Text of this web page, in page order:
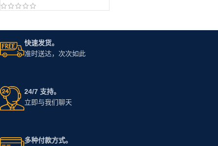
快速发货。
准时送达，次次如此
24/7 支持。
立即与我们聊天
多种付款方式。